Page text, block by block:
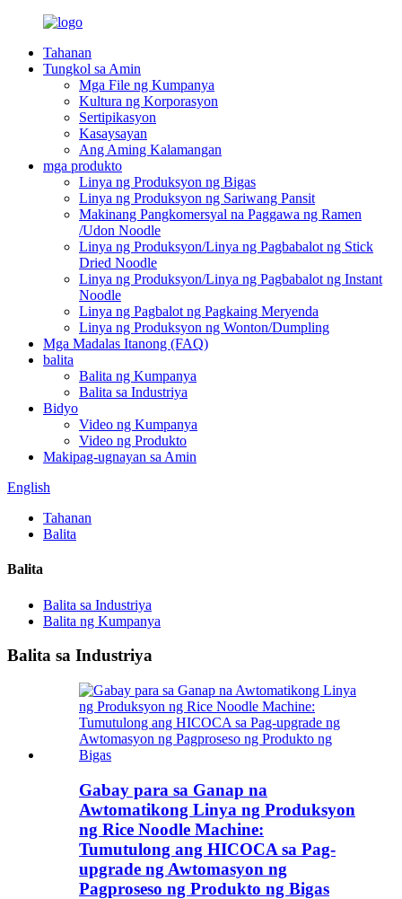
Tahanan
Tungkol sa Amin
Mga File ng Kumpanya
Kultura ng Korporasyon
Sertipikasyon
Kasaysayan
Ang Aming Kalamangan
mga produkto
Linya ng Produksyon ng Bigas
Linya ng Produksyon ng Sariwang Pansit
Makinang Pangkomersyal na Paggawa ng Ramen
/Udon Noodle
Linya ng Produksyon/Linya ng Pagbabalot ng Stick
Dried Noodle
Linya ng Produksyon/Linya ng Pagbabalot ng Instant
Noodle
Linya ng Pagbalot ng Pagkaing Meryenda
Linya ng Produksyon ng Wonton/Dumpling
Mga Madalas Itanong (FAQ)
balita
Balita ng Kumpanya
Balita sa Industriya
Bidyo
Video ng Kumpanya
Video ng Produkto
Makipag-ugnayan sa Amin
English
Tahanan
Balita
Balita
Balita sa Industriya
Balita ng Kumpanya
Balita sa Industriya
Gabay para sa Ganap na
Awtomatikong Linya ng Produksyon
ng Rice Noodle Machine:
Tumutulong ang HICOCA sa Pag-
upgrade ng Awtomasyon ng
Pagproseso ng Produkto ng Bigas